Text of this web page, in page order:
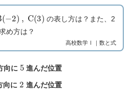
(− 2) C(3) の表し方は？また、2
め方は？
高校数学Ⅰ｜数と式
向に 5 進んだ位置
向に2 進んだ位置